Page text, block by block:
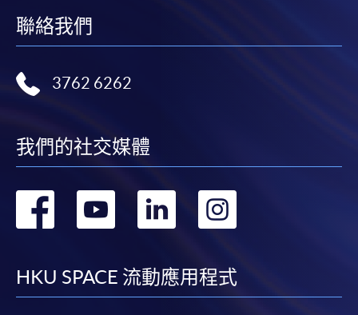
聯絡我們
3762 6262
我們的社交媒體
轉
facebook
轉
youtube
轉
linkedin
HKU SPACE 流動應用程式